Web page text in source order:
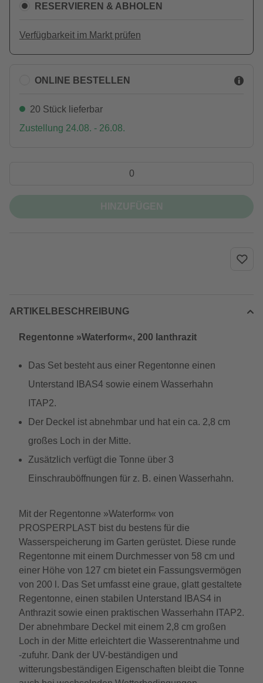
RESERVIEREN & ABHOLEN
Verfügbarkeit im Markt prüfen
ONLINE BESTELLEN
20 Stück lieferbar
Zustellung 24.08. - 26.08.
ARTIKELBESCHREIBUNG
Regentonne »Waterform«, 200 lanthrazit
Das Set besteht aus einer Regentonne einen
Unterstand IBAS4 sowie einem Wasserhahn
ITAP2.
Der Deckel ist abnehmbar und hat ein ca. 2,8 cm
großes Loch in der Mitte.
Zusätzlich verfügt die Tonne über 3
Einschrauböffnungen für z. B. einen Wasserhahn.
Mit der Regentonne »Waterform« von
PROSPERPLAST bist du bestens für die
Wasserspeicherung im Garten gerüstet. Diese runde
Regentonne mit einem Durchmesser von 58 cm und
einer Höhe von 127 cm bietet ein Fassungsvermögen
von 200 l. Das Set umfasst eine graue, glatt gestaltete
Regentonne, einen stabilen Unterstand IBAS4 in
Anthrazit sowie einen praktischen Wasserhahn ITAP2.
Der abnehmbare Deckel mit einem 2,8 cm großen
Loch in der Mitte erleichtert die Wasserentnahme und
-zufuhr. Dank der UV-beständigen und
witterungsbeständigen Eigenschaften bleibt die Tonne